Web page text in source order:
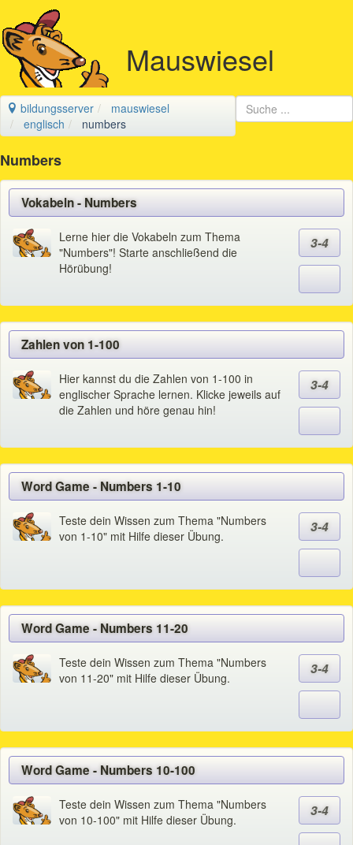
Mauswiesel
bildungsserver
mauswiesel
englisch
numbers
Numbers
Vokabeln - Numbers
Lerne hier die Vokabeln zum Thema
"Numbers"! Starte anschließend die
Hörübung!
3-4
Zahlen von 1-100
Hier kannst du die Zahlen von 1-100 in
englischer Sprache lernen. Klicke jeweils auf
die Zahlen und höre genau hin!
3-4
Word Game - Numbers 1-10
Teste dein Wissen zum Thema "Numbers
von 1-10" mit Hilfe dieser Übung.
3-4
Word Game - Numbers 11-20
Teste dein Wissen zum Thema "Numbers
von 11-20" mit Hilfe dieser Übung.
3-4
Word Game - Numbers 10-100
Teste dein Wissen zum Thema "Numbers
von 10-100" mit Hilfe dieser Übung.
3-4